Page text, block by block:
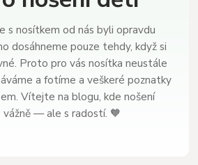
s nosítkem od nás byli opravdu
dosáhneme pouze tehdy, když si
Proto pro vás nosítka neustále
a fotíme a veškeré poznatky
Vítejte na blogu, kde nošení
— ale s radostí. 🧡